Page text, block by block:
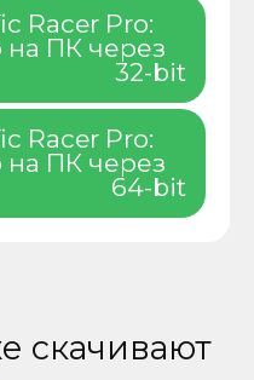
Racer Pro:
ПК через
32-bit
Racer Pro:
ПК через
64-bit
скачивают